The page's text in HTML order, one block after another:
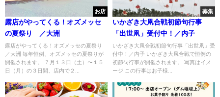
お店
露店がやってくる！オズメッセ
の夏祭り ／大洲
露店がやってくる！オズメッセの夏祭り
／大洲 毎年恒例、オズメッセの夏祭りが
開催されます。 ７月１３日（土）〜１５
日（月）の３日間、店内で２...
募集
いかざき大凧合戦初節句行事
「出世凧」受付中！／内子
いかざき大凧合戦初節句行事「出世凧」受
付中！／内子 いかざき大凧合戦で恒例の
初節句行事が開催されます。 写真はイメ
ージ この行事はお子様...